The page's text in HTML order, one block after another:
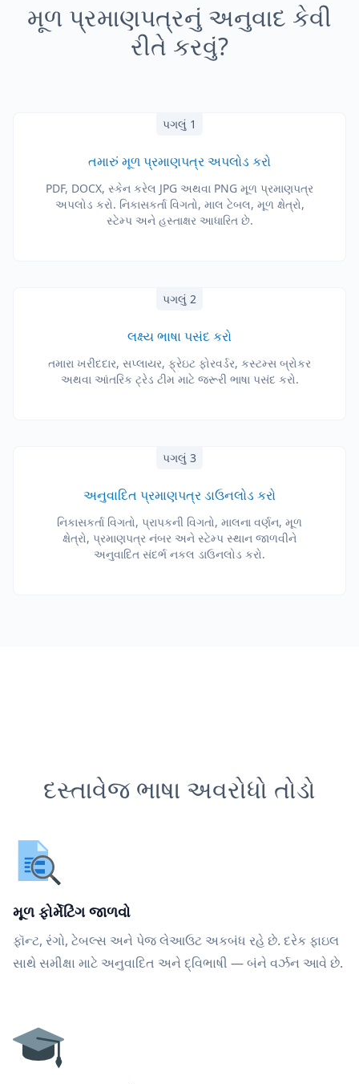
મૂળ પ્રમાણપત્રનું અનુવાદ કેવી
રીતે કરવું?
પગલું 1
તમારું મૂળ પ્રમાણપત્ર અપલોડ કરો
PDF, DOCX, સ્કેન કરેલ JPG અથવા PNG મૂળ પ્રમાણપત્ર
અપલોડ કરો. નિકાસકર્તા વિગતો, માલ ટેબલ, મૂળ ક્ષેત્રો,
સ્ટેમ્પ અને હસ્તાક્ષર આધારિત છે.
પગલું 2
લક્ષ્ય ભાષા પસંદ કરો
તમારા ખરીદદાર, સપ્લાયર, ફ્રેઇટ ફોરવર્ડર, કસ્ટમ્સ બ્રોકર
અથવા આંતરિક ટ્રેડ ટીમ માટે જરૂરી ભાષા પસંદ કરો.
પગલું 3
અનુવાદિત પ્રમાણપત્ર ડાઉનલોડ કરો
નિકાસકર્તા વિગતો, પ્રાપકની વિગતો, માલના વર્ણન, મૂળ
ક્ષેત્રો, પ્રમાણપત્ર નંબર અને સ્ટેમ્પ સ્થાન જાળવીને
અનુવાદિત સંદર્ભ નકલ ડાઉનલોડ કરો.
દસ્તાવેજ ભાષા અવરોધો તોડો
મૂળ ફોર્મેટિંગ જાળવો
ફૉન્ટ, રંગો, ટેબલ્સ અને પેજ લેઆઉટ અકબંધ રહે છે. દરેક ફાઇલ
સાથે સમીક્ષા માટે અનુવાદિત અને દ્વિભાષી — બંને વર્ઝન આવે છે.